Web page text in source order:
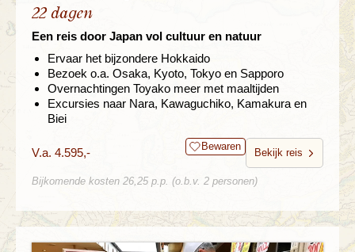
22 dagen
Een reis door Japan vol cultuur en natuur
Ervaar het bijzondere Hokkaido
Bezoek o.a. Osaka, Kyoto, Tokyo en Sapporo
Overnachtingen Toyako meer met maaltijden
Excursies naar Nara, Kawaguchiko, Kamakura en
Biei
V.a. 4.595,- Bewaren
Bekijk reis
Bijkomende kosten 26,25 p.p. (o.b.v. 2 personen)